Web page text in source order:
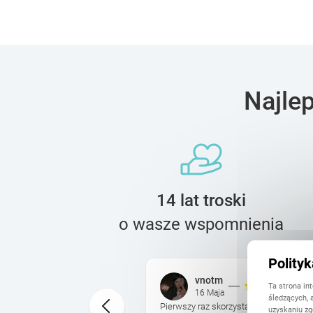
14 lat troski
o wasze wspomnienia
vnotm
16 Maja
Pierwszy raz skorzystałam z usług
Ta strona
śledzących,
uzyskaniu